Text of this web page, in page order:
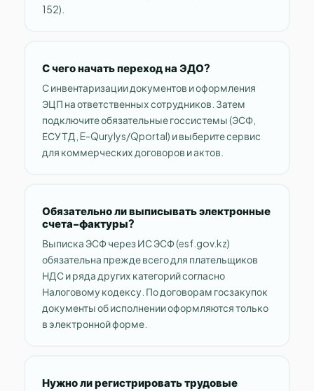
152).
С чего начать переход на ЭДО?
С инвентаризации документов и оформления
ЭЦП на ответственных сотрудников. Затем
подключите обязательные госсистемы (ЭСФ,
ЕСУТД, E-Qurylys/Qportal) и выберите сервис
для коммерческих договоров и актов.
Обязательно ли выписывать электронные
счета-фактуры?
Выписка ЭСФ через ИС ЭСФ (esf.gov.kz)
обязательна прежде всего для плательщиков
НДС и ряда других категорий согласно
Налоговому кодексу. По договорам госзакупок
документы об исполнении оформляются только
в электронной форме.
Нужно ли регистрировать трудовые